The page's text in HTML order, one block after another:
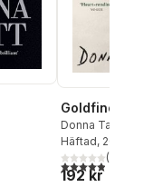
Goldfinch
Donna Tartt
Häftad, 2014
4,9utav 5(
192 kr